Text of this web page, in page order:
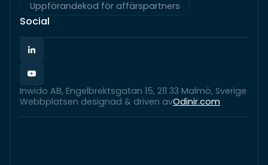
Uppförandekod för affärspartners
Social
Inwido AB, Engelbrektsgatan 15, 211 33 Malmö, Sverige
Webbplatsen designad & driven avOdinir.com